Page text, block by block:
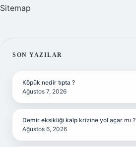
Sitemap
SIDEBAR
SON YAZILAR
Köpük nedir tıpta ?
Ağustos 7, 2026
Demir eksikliği kalp krizine yol açar mı ?
Ağustos 6, 2026